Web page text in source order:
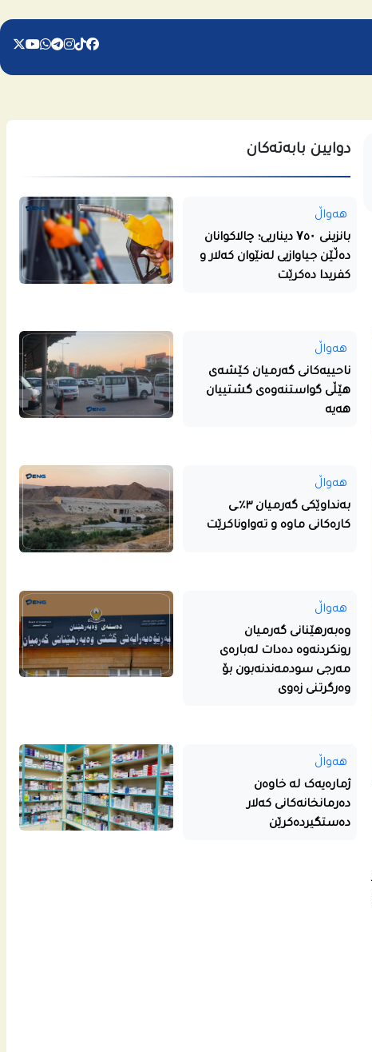
دوایین بابەتەکان
هەواڵ
بانزینی ۷٥۰ دیناریی؛ چالاکوانان
دەڵێن جیاوازیی لەنێوان کەلار و
کفریدا دەکرێت
هەواڵ
ناحییه‌كانى گه‌رمیان كێشه‌ى
هێڵى گواستنه‌وه‌ى گشتییان
هه‌یه‌
هەواڵ
بەنداوێکی گەرمیان ٣٪ـی
کارەکانی ماوە و تەواوناکرێت
هەواڵ
وەبەرهێنانی گەرمیان
رونکردنەوە دەدات لەبارەی
مەرجی سودمەندنەبون بۆ
وەرگرتنی زەوی
هەواڵ
ژمارەیەک لە خاوەن
دەرمانخانەکانی کەلار
دەستگیردەکرێن